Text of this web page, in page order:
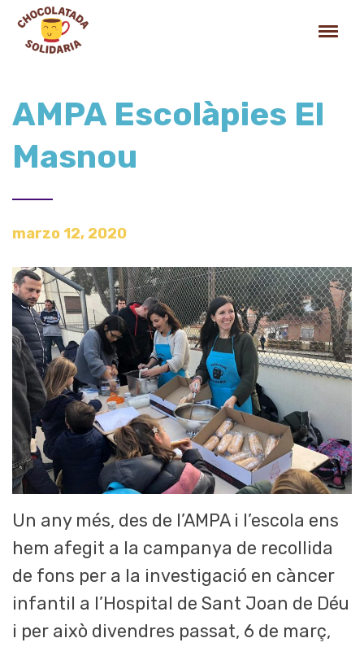
AMPA Escolàpies El
Masnou
marzo 12, 2020
Un any més, des de l’AMPA i l’escola ens
hem afegit a la campanya de recollida
de fons per a la investigació en càncer
infantil a l’Hospital de Sant Joan de Déu
i per això divendres passat, 6 de març,